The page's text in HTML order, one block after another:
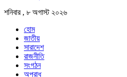
শনিবার , ৮ অগাস্ট ২০২৬
হোম
জাতীয়
সারাদেশ
রাজনীতি
সংগঠন
অপরাধ